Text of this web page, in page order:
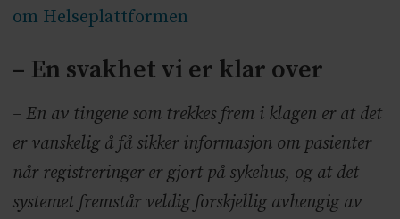
om Helseplattformen
– En svakhet vi er klar over
– En av tingene som trekkes frem i klagen er at det
er vanskelig å få sikker informasjon om pasienter
når registreringer er gjort på sykehus, og at det
systemet fremstår veldig forskjellig avhengig av